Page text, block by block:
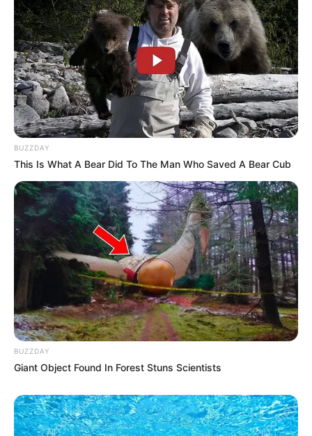
BUZZDAY
This Is What A Bear Did To The Man Who Saved A Bear Cub
BUZZDAY
Giant Object Found In Forest Stuns Scientists